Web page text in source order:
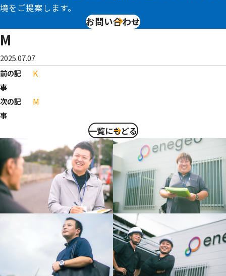
境をご提案します。
お問い合わせ
M
2025.07.07
前の記
事
K
次の記
事
M
一覧にもどる